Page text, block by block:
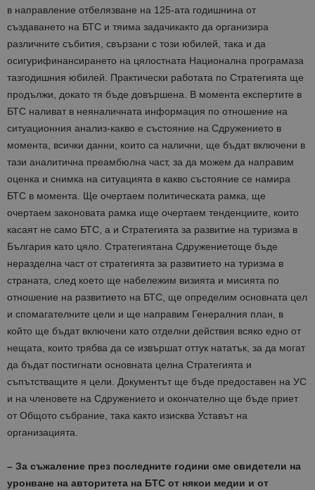
в направление отбелязване на 125-ата годишнина от
създаването на БТС и тяима задачикакто да организира
различните събития, свързани с този юбилей, така и да
осигурифинансирането на цялостната Национална програмаза
тазгодишния юбилей. Практически работата по Стратегията ще
продължи, докато тя бъде довършена. В момента експертите в
БТС наливат в неяналичната информация по отношение на
ситуационния анализ-какво е състояние на Сдружението в
момента, всички данни, които са налични, ще бъдат включени в
тази аналитична преамбюлна част, за да можем да направим
оценка и снимка на ситуацията в какво състояние се намира
БТС в момента. Ще очертаем политическата рамка, ще
очертаем законовата рамка ище очертаем тенденциите, които
касаят не само БТС, а и Стратегията за развитие на туризма в
България като цяло. Стратегиятана Сдружениетоще бъде
неразделна част от стратегията за развитието на туризма в
страната, след което ще набележим визията и мисията по
отношение на развитието на БТС, ще определим основната цел
и спомагателните цели и ще направим Генералния план, в
който ще бъдат включени като отделни действия всяко едно от
нещата, които трябва да се извършат оттук нататък, за да могат
да бъдат постигнати основната целна Стратегията и
съпътстващите я цели. Документът ще бъде предоставен на УС
и на членовете на Сдружението и окончателно ще бъде приет
от Общото събрание, така както изисква Уставът на
организацията.
– За съжаление през последните години сме свидетели на
уронване на авторитета на БТС от някои медии и от